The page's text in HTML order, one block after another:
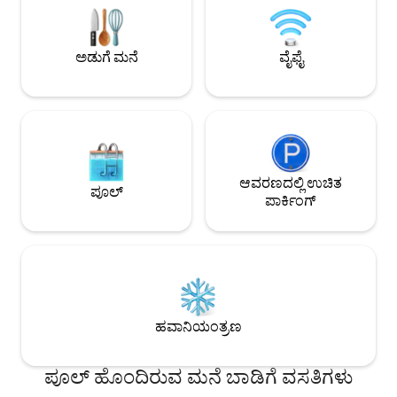
ಕ್ರೆಟನ್ ಗ್ರಾಮದಲ್ಲಿ ಸುರಕ್ಷಿತವಾಗಿದೆ. ಇದು ಎರಡು
ಮಲಗುವ ಕೋಣೆಗಳನ್ನು ಹೊಂದಿದೆ, ಮೃದುವಾದ
ಹಾಸಿಗೆಗಳು ನಾಲ್ಕು ಸ್ನಾನಗೃಹಗಳನ್ನು ಹೊಂದಿವೆ.
500 ಮೀಟರ್
ಹೋಟೆಲುಗಳು ಮತ್ತು
ದೂರದಲ್ಲಿದೆ. ಸಣ್ಣ
ನಡಿಗೆ ತೆಗೆದುಕೊಳ್ಳುತ್ತದೆ.
ಅಡುಗೆ ಮನೆ ವೈಫೈ
ಪೂಲ್
ಆವರಣದಲ್ಲಿ ಉಚಿತ
ಪಾರ್ಕಿಂಗ್
ಹವಾನಿಯಂತ್ರಣ
ಪೂಲ್ ಹೊಂದಿರುವ ಮನೆ ಬಾಡಿಗೆ ವಸತಿಗಳು